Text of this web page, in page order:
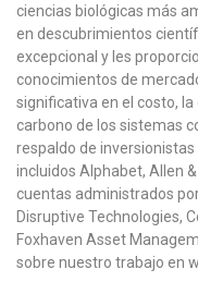
ciencias biológicas más
​​en descubrimientos
excepcional y les
conocimientos de
significativa en el costo,
carbono de los sistemas
respaldo de
incluidos Alphabet, Allen
cuentas administrados
Disruptive Technologies,
Foxhaven Asset
sobre nuestro trabajo en